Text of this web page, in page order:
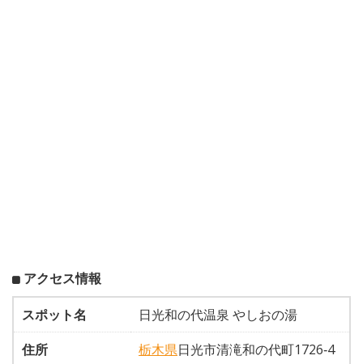
アクセス情報
スポット名
日光和の代温泉 やしおの湯
住所
栃木県日光市清滝和の代町1726‐4